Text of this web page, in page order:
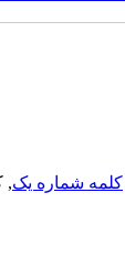
کلمه شماره یک,